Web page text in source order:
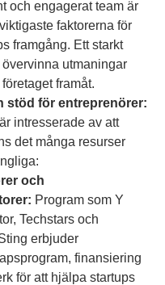
och engagerat team är
faktorerna för
framgång. Ett starkt
utmaningar
framåt.
stöd för entreprenörer:
intresserade av att
det många resurser
och
Program som Y
Techstars och
erbjuder
finansiering
för att hjälpa startups